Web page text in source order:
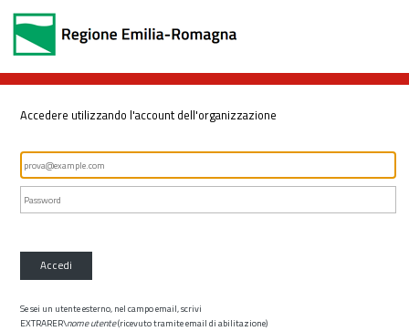
Accedere utilizzando l'account dell'organizzazione
Accedi
Se sei un utente esterno, nel campo email, scrivi
EXTRARER\nome utente(ricevuto tramite email di abilitazione)